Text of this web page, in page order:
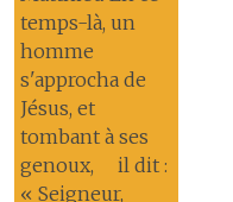
temps-là, un
homme
s'approcha de
Jésus, et
tombant à ses
genoux, il dit :
« Seigneur,